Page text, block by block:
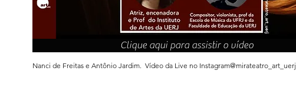
Clique aqui para assistir o vídeo
Nanci de Freitas e Antônio Jardim. Vídeo da Live no Instagram@mirateatro_art_uerj